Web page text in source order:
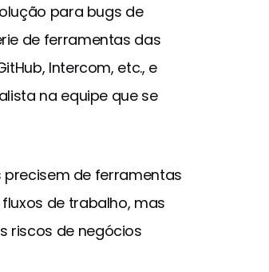
para bugs de
de ferramentas das
Intercom, etc., e
na equipe que se
precisem de ferramentas
de trabalho, mas
riscos de negócios